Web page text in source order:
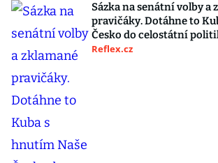
Sázka na senátní volby a
pravičáky. Dotáhne to
Česko do celostátní
Reflex.cz